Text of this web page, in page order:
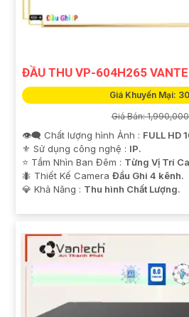
ĐẦU THU VP-604H265
Giá Khuyến Mại:
Giá Bán:
👁️‍🗨 Chất lượng hình Ảnh : FULL HD
⚜️ Sử dụng công nghệ : IP.
⭐ Tầm Nhìn Ban Đêm : Từng Vị Trí
🐜 Thiết Kế Camera Đầu Ghi 4 kênh.
️💎 Khả Năng : Thu hình Chất Lượng.